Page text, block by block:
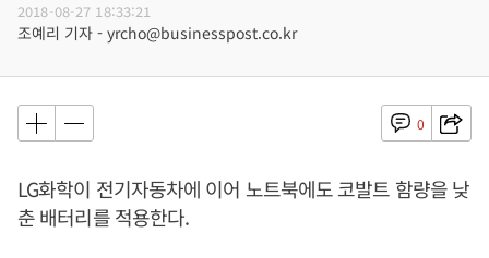
2018-08-27 18:33:21
조예리 기자 - yrcho@businesspost.co.kr
0
LG화학이 전기자동차에 이어 노트북에도 코발트 함량을 낮
춘 배터리를 적용한다.